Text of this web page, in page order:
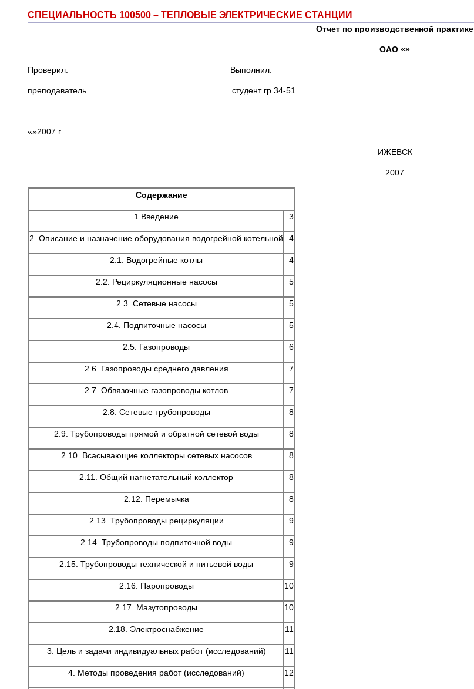
СПЕЦИАЛЬНОСТЬ 100500 – ТЕПЛОВЫЕ ЭЛЕКТРИЧЕСКИЕ СТАНЦИИ
Отчет по производственной практике
ОАО «»
Проверил: Выполнил:
преподаватель студент гр.34-51
«»2007 г.
ИЖЕВСК
2007
Содержание
1.Введение 3
2. Описание и назначение оборудования водогрейной котельной 4
2.1. Водогрейные котлы 4
2.2. Рециркуляционные насосы 5
2.3. Сетевые насосы 5
2.4. Подпиточные насосы 5
2.5. Газопроводы 6
2.6. Газопроводы среднего давления 7
2.7. Обвязочные газопроводы котлов 7
2.8. Сетевые трубопроводы 8
2.9. Трубопроводы прямой и обратной сетевой воды 8
2.10. Всасывающие коллекторы сетевых насосов 8
2.11. Общий нагнетательный коллектор 8
2.12. Перемычка 8
2.13. Трубопроводы рециркуляции 9
2.14. Трубопроводы подпиточной воды 9
2.15. Трубопроводы технической и питьевой воды 9
2.16. Паропроводы 10
2.17. Мазутопроводы 10
2.18. Электроснабжение 11
3. Цель и задачи индивидуальных работ (исследований) 11
4. Методы проведения работ (исследований) 12